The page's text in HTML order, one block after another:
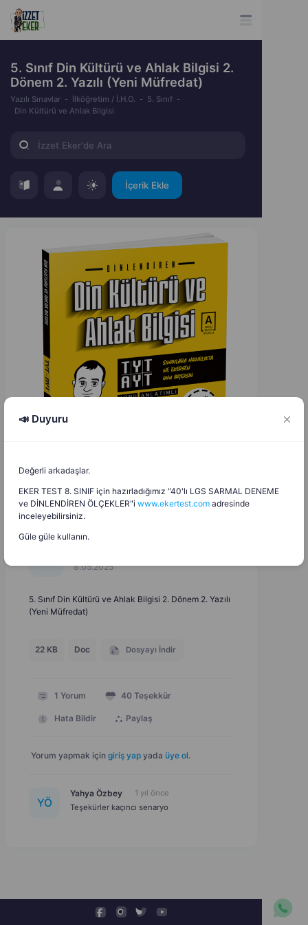
5. Sınıf Din Kültürü ve Ahlak Bilgisi 2.
Dönem 2. Yazılı (Yeni Müfredat)
Yazılı Sınavlar İlköğretim / İ.H.O.
5. Sınıf
Din Kültürü ve Ahlak Bilgisi
İçerik Ekle
8.05.2025
5. Sınıf Din Kültürü ve Ahlak Bilgisi 2. Dönem 2. Yazılı
(Yeni Müfredat)
22 KB Doc Dosyayı İndir
1 Yorum 40 Teşekkür
Hata Bildir Paylaş
Yorum yapmak için giriş yap yada üye ol.
YÖ
Yahya Özbey
1 yıl önce
Teşekürler kaçıncı senaryo
📣 Duyuru
Değerli arkadaşlar.
EKER TEST 8. SINIF için hazırladığımız "40'lı LGS SARMAL DENEME
ve DİNLENDİREN ÖLÇEKLER"i www.ekertest.com adresinde
inceleyebilirsiniz.
Güle güle kullanın.